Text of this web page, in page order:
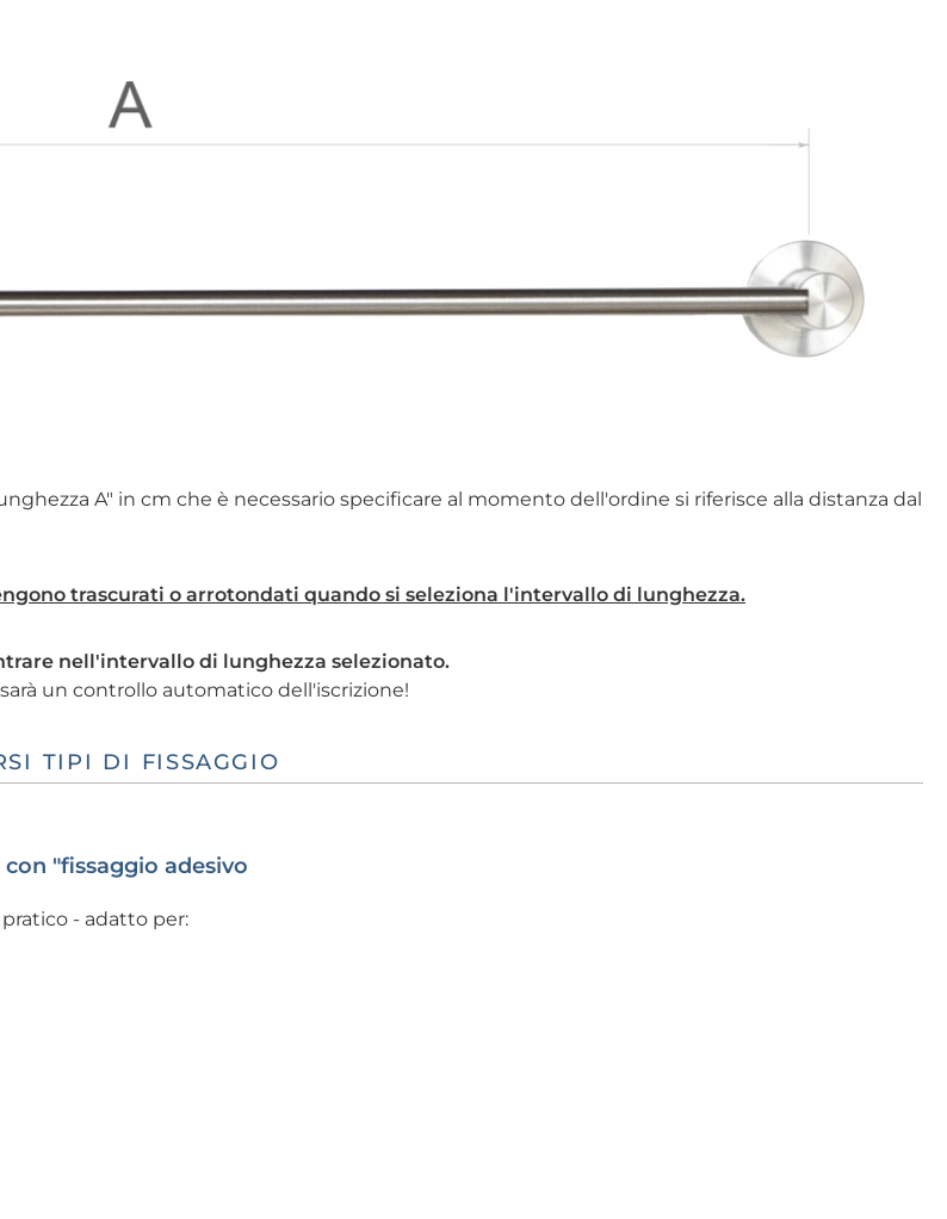
A" in cm che è necessario specificare al momento dell'ordine si riferisce alla distanza dal
trascurati o arrotondati quando si seleziona l'intervallo di lunghezza.
nell'intervallo di lunghezza selezionato.
un controllo automatico dell'iscrizione!
TIPI DI FISSAGGIO
"fissaggio adesivo
- adatto per: